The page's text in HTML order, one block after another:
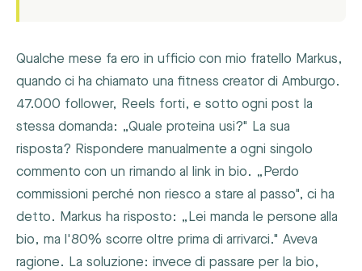
Qualche mese fa ero in ufficio con mio fratello Markus,
quando ci ha chiamato una fitness creator di Amburgo.
47.000 follower, Reels forti, e sotto ogni post la
stessa domanda: „Quale proteina usi?" La sua
risposta? Rispondere manualmente a ogni singolo
commento con un rimando al link in bio. „Perdo
commissioni perché non riesco a stare al passo", ci ha
detto. Markus ha risposto: „Lei manda le persone alla
bio, ma l'80% scorre oltre prima di arrivarci." Aveva
ragione. La soluzione: invece di passare per la bio,